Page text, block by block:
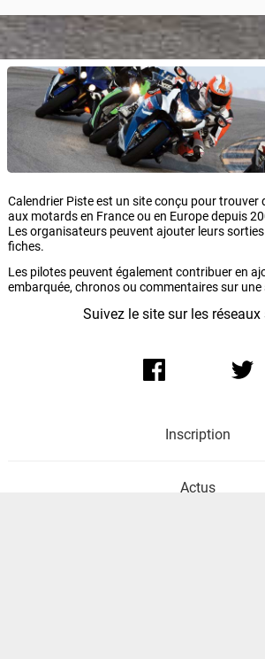
Calendrier Piste est un site conçu pour trouver
aux motards en France ou en Europe depuis
Les organisateurs peuvent ajouter leurs
fiches.
Les pilotes peuvent également contribuer en
embarquée, chronos ou commentaires sur
Suivez le site sur les
Inscription
Actus